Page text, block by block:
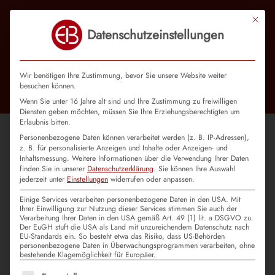
Projektleiter/in (m,w,d)
Ausschreibungsmaßnahmen
„Jeden Tag einen Menschen in eine sinnstiftende
Tätigkeit vermitteln!“
Mit
Datenschutzeinstellungen
Wir benötigen Ihre Zustimmung, bevor Sie unsere Website weiter
besuchen können.
Wenn Sie unter 16 Jahre alt sind und Ihre Zustimmung zu freiwilligen
Diensten geben möchten, müssen Sie Ihre Erziehungsberechtigten um
Erlaubnis bitten.
Personenbezogene Daten können verarbeitet werden (z. B. IP-Adressen),
z. B. für personalisierte Anzeigen und Inhalte oder Anzeigen- und
Inhaltsmessung. Weitere Informationen über die Verwendung Ihrer Daten
finden Sie in unserer Datenschutzerklärung. Sie können Ihre Auswahl
jederzeit unter Einstellungen widerrufen oder anpassen.
Einige Services verarbeiten personenbezogene Daten in den USA. Mit
Ihrer Einwilligung zur Nutzung dieser Services stimmen Sie auch der
Verarbeitung Ihrer Daten in den USA gemäß Art. 49 (1) lit. a DSGVO zu.
Der EuGH stuft die USA als Land mit unzureichendem Datenschutz nach
EU-Standards ein. So besteht etwa das Risiko, dass US-Behörden
personenbezogene Daten in Überwachungsprogrammen verarbeiten, ohne
bestehende Klagemöglichkeit für Europäer.